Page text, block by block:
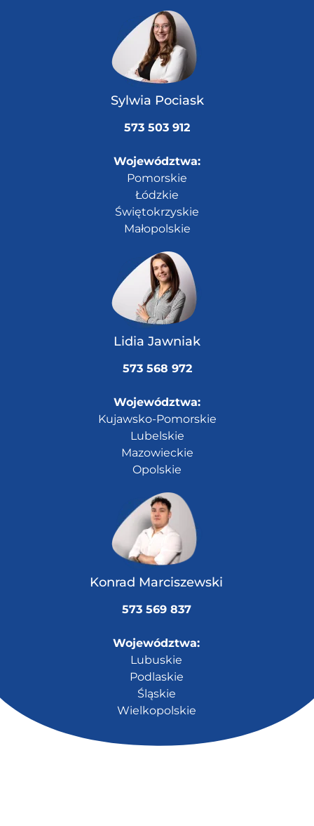
Sylwia Pociask
573 503 912
Województwa:
Pomorskie
Łódzkie
Świętokrzyskie
Małopolskie
Lidia Jawniak
573 568 972
Województwa:
Kujawsko-Pomorskie
Lubelskie
Mazowieckie
Opolskie
Konrad Marciszewski
573 569 837
Województwa:
Lubuskie
Podlaskie
Śląskie
Wielkopolskie